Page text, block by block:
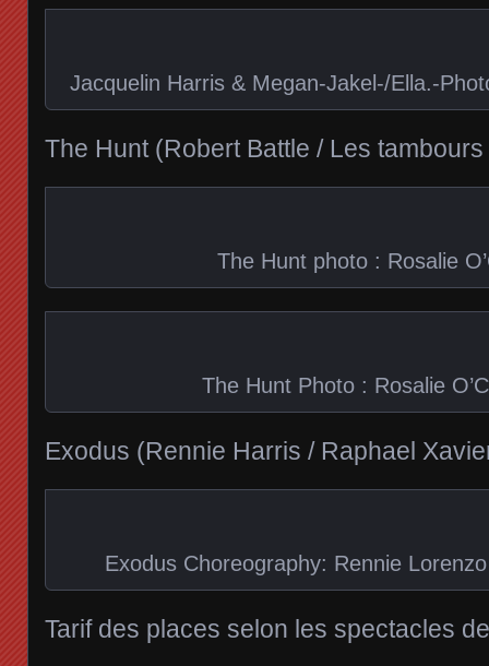
Jacquelin Harris & Megan-Jakel-/Ella.-
The Hunt (Robert Battle / Les
The Hunt photo : Rosalie
The Hunt Photo : Rosalie
Exodus (Rennie Harris / Raphael
Exodus Choreography: Rennie
Tarif des places selon les spectacles